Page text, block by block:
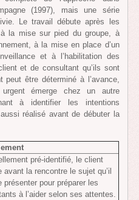
(1997), mais une série
Le travail débute après les
la mise sur pied du groupe, à
à la mise en place d’un
et à l’habilitation des
et de consultant qu’ils sont
peut être déterminé à l’avance,
émerge chez un autre
à identifier les intentions
réalisé avant de débuter la
pré-identifié, le client
avant la rencontre le sujet qu’il
présenter pour préparer les
à l’aider selon ses attentes.